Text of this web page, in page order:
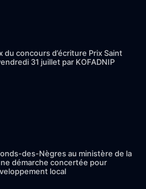
du concours d’écriture Prix Saint
31 juillet par KOFADNIP
des-Nègres au ministère de la
démarche concertée pour
local